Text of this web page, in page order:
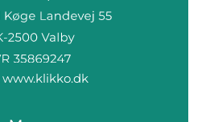
www.klikko.dk